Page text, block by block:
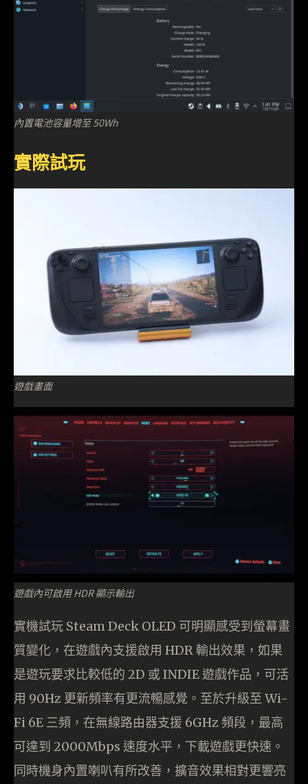
內置電池容量增至 50Wh
實際試玩
遊戲畫面
遊戲內可啟用 HDR 顯示輸出
實機試玩 Steam Deck OLED 可明顯感受到螢幕畫
質變化，在遊戲內支援啟用 HDR 輸出效果，如果
是遊玩要求比較低的 2D 或 INDIE 遊戲作品，可活
用 90Hz 更新頻率有更流暢感覺。至於升級至 Wi-
Fi 6E 三頻，在無線路由器支援 6GHz 頻段，最高
可達到 2000Mbps 速度水平，下載遊戲更快速。
同時機身內置喇叭有所改善，擴音效果相對更響亮